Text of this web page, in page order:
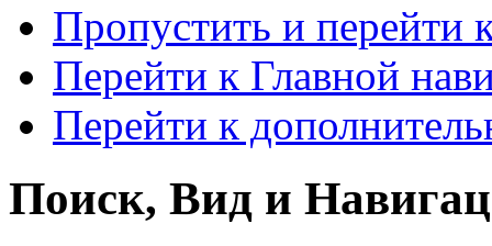
Пропустить и перейти
Перейти к Главной
Перейти к
Поиск, Вид и